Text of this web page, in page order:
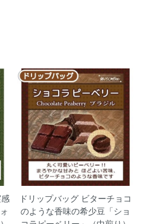
ドリップバッグ ビターチョコ
のような香味の希少豆「ショ